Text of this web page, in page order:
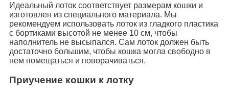
Идеальный лоток соответствует размерам кошки и
изготовлен из специального материала. Мы
рекомендуем использовать лоток из гладкого пластика
с бортиками высотой не менее 10 см, чтобы
наполнитель не высыпался. Сам лоток должен быть
достаточно большим, чтобы кошка могла свободно в
нем помещаться и поворачиваться.
Приучение кошки к лотку